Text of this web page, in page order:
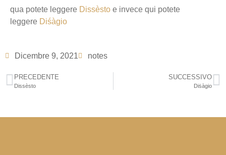
qua potete leggere Dissèsto e invece qui potete
leggere Diśàgio
Dicembre 9, 2021 notes
PRECEDENTE
Dissèsto
SUCCESSIVO
Diṡàgio